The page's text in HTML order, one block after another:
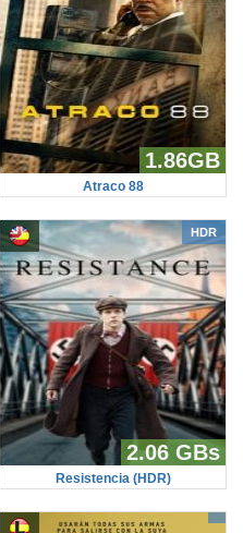
1.86GB
Atraco 88
HDR
2.06 GBs
Resistencia (HDR)